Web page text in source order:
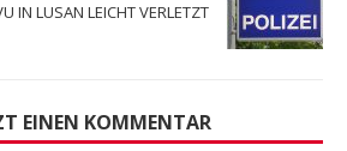
IN LUSAN LEICHT VERLETZT
EINEN KOMMENTAR